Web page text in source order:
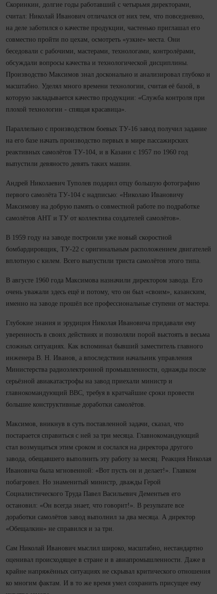
Скоринкин, долгие годы работавший с четырьмя директорами,
считал: Николай Иванович отличался от них тем, что повседневно,
на деле заботился о качестве продукции, частенько приглашал его
сов­мест­но пройти по цехам, осмотреть «узкие» места. Они
беседовали с рабочими, мастерами, технологами, контролёрами,
обсуждали вопросы качества и технологической дисциплины.
Производство Максимов знал досконально и анализировал глубоко и
масштабно. Уделял много времени технологии, считая её базой, в
которую закладывается качество продукции: «Служба контроля при
плохой технологии - спящая красавица».
Параллельно с производством боевых ТУ‑16 завод получил задание
на его базе начать производство первых в мире пассажирских
реактивных самолётов ТУ‑104, и в Казани с 1957 по 1960 год
выпустили девяносто девять таких машин.
Андрей Николаевич Туполев подарил отцу большую фотографию
первого самолёта ТУ‑104 с надписью: «Николаю Ивановичу
Максимову на добрую память о сов­мест­ной работе по подработке
самолётов АНТ и ТУ от коллектива создателей самолётов».
В 1959 году на заводе построили уже новый скоростной
бомбардировщик, ТУ‑22 с оригинальным расположением двигателей
вплотную с килем. Всего выпустили триста самолётов этого типа.
В августе 1960 года Максимова назначили директором завода. Его
очень уважали здесь ещё и потому, что он был «своим», казанским,
именно на заводе прошёл все профессио­нальные ступени от мастера.
Глубокие знания и эрудиция Николая Ивановича придавали ему
уверенность в своих действиях и позволяли порой выстоять в весьма
сложных ситуациях. Как вспоминал бывший заместитель главного
инженера В. Н. Иванов, а впоследствии начальник управления
Министерства радиоэлектронной промышленности, однажды после
серь­ёзной авиакатастрофы на завод приехали министр и
главнокомандующий ВВС, требуя в кратчайшие сроки провести
большие конструктивные доработки самолётов.
Максимов, вникнув в суть поставленной задачи, сказал, что
постарается справиться с ней за три месяца. Главнокомандующий
стал возмущаться этим сроком и сослался на директора другого
завода, обещавшего выполнить эту работу за месяц. Реакция Николая
Ивановича была мгновенной: «Вот пусть он и делает!». Главком
побагровел. Но знаменитый министр, дважды Герой
Социалистического Труда Павел Ва­силь­евич Дементьев его
остановил: «Он все­гда знает, что говорит!». В результате все
доработки самолётов завод выполнил за два месяца. А директор
«Обещалкин» не справился и за три.
Сам Николай Иванович мыслил широко, масштабно, нестандартно
оценивал происходящее в стране и в авиапромышленности. Даже в
крайне напряжённых ситуациях не скрывал критического отношения
ко многим фактам. И в то же время умел сохранить присущее ему